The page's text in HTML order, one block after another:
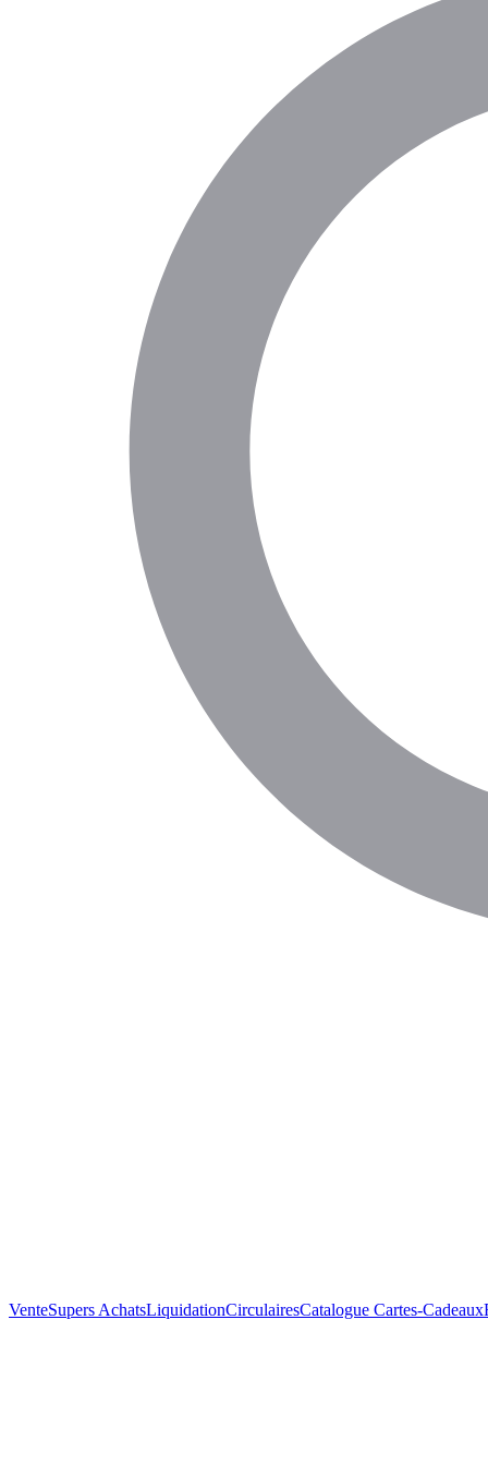
VenteSupers AchatsLiquidationCirculairesCatalogue Cartes-Cadeaux